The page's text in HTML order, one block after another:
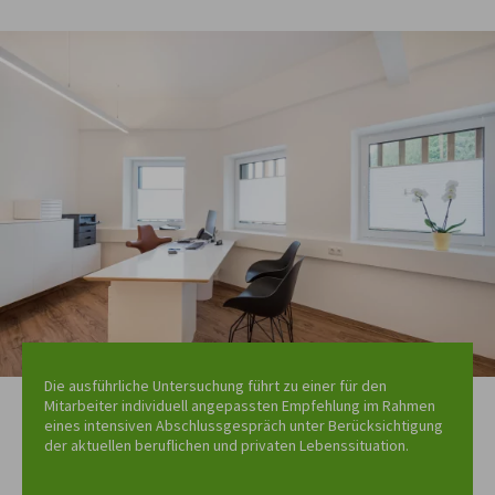
Die ausführliche Untersuchung führt zu einer für den
Mitarbeiter individuell angepassten Empfehlung im Rahmen
eines intensiven Abschlussgespräch unter Berücksichtigung
der aktuellen beruflichen und privaten Lebenssituation.